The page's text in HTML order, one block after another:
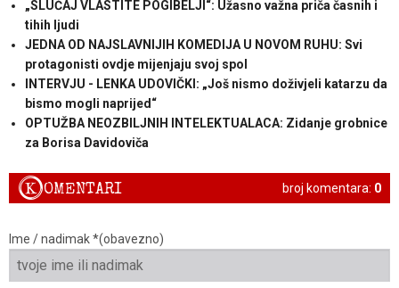
„SLUČAJ VLASTITE POGIBELJI“: Užasno važna priča časnih i
tihih ljudi
JEDNA OD NAJSLAVNIJIH KOMEDIJA U NOVOM RUHU: Svi
protagonisti ovdje mijenjaju svoj spol
INTERVJU - LENKA UDOVIČKI: „Još nismo doživjeli katarzu da
bismo mogli naprijed“
OPTUŽBA NEOZBILJNIH INTELEKTUALACA: Zidanje grobnice
za Borisa Davidoviča
broj komentara: 0
KOMENTARI
Ime / nadimak *(obavezno)